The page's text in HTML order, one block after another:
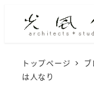
トップページ
は人なり